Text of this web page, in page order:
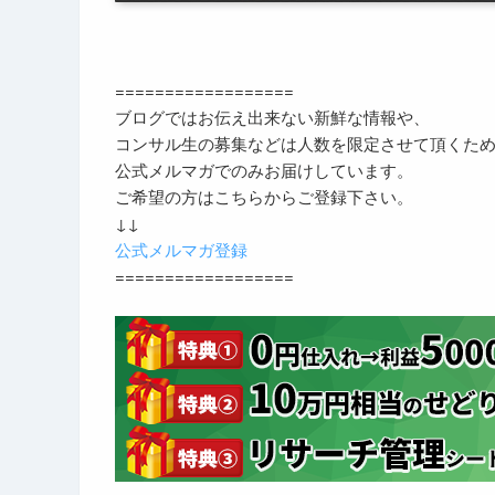
==================
ブログではお伝え出来ない新鮮な情報や、
コンサル生の募集などは人数を限定させて頂くため
公式メルマガでのみお届けしています。
ご希望の方はこちらからご登録下さい。
↓↓
公式メルマガ登録
==================